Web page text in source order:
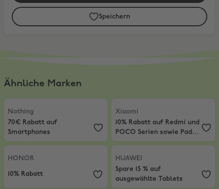
Speichern
Ähnliche Marken
Nothing
70€ Rabatt auf Smartphones
Nothing
70€ Rabatt auf
Smartphones
Xiaomi
10% Rabatt auf Redmi
Xiaomi
10% Rabatt auf Redmi und
POCO Serien sowie Pad-
Produkte
HONOR
HONOR
10% Rabatt
HUAWEI
Spare 15 % auf
HUAWEI
Spare 15 % auf
ausgewählte Tablets